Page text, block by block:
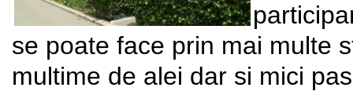
se poate face prin mai multe
multime de alei dar si mici